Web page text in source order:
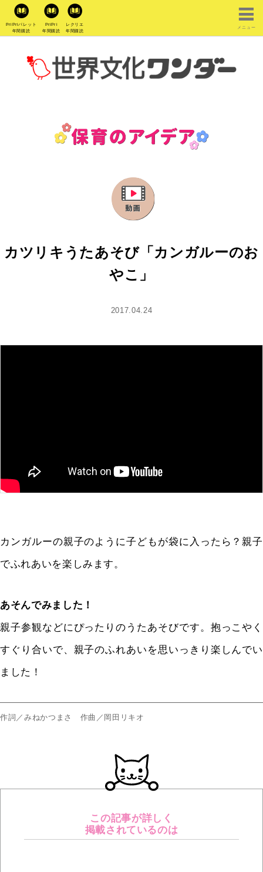
PriPriパレット
年間購読
PriPri
年間購読
レクリエ
年間購読
メニュー
カツリキうたあそび「カンガルーのお
やこ」
2017.04.24
カンガルーの親子のように子どもが袋に入ったら？親子
でふれあいを楽しみます。
あそんでみました！
親子参観などにぴったりのうたあそびです。抱っこやく
すぐり合いで、親子のふれあいを思いっきり楽しんでい
ました！
作詞／みねかつまさ 作曲／岡田リキオ
この記事が詳しく
掲載されているのは